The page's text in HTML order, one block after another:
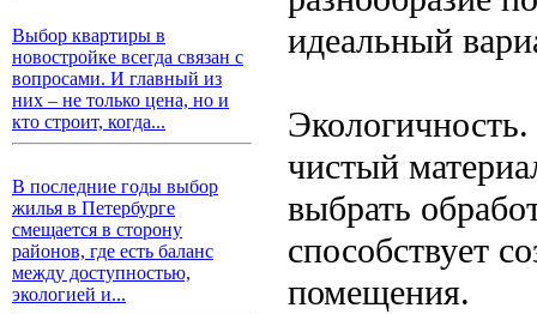
Выбор квартиры в
новостройке всегда связан с
вопросами. И главный из
них – не только цена, но и
кто строит, когда...
В последние годы выбор
жилья в Петербурге
смещается в сторону
районов, где есть баланс
между доступностью,
экологией и...
идеальный
чистый
выбрать
способствует
помещения.